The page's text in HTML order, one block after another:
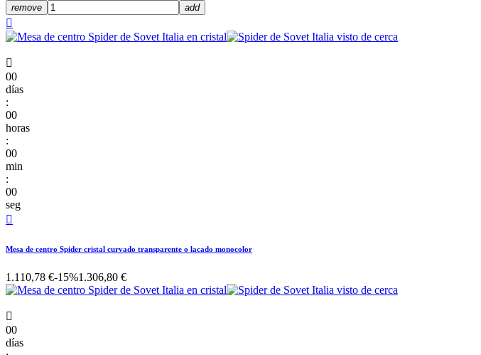
remove add


00
días
:
00
horas
:
00
min
:
00
seg

Mesa de centro Spider cristal curvado transparente o lacado monocolor
1.110,78 €-15%1.306,80 €

00
días